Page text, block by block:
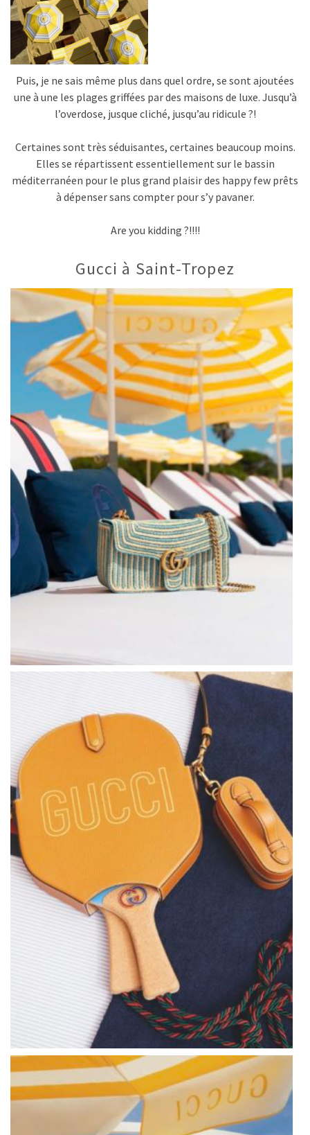
Puis, je ne sais même plus dans quel ordre, se sont ajoutées
une à une les plages griffées par des maisons de luxe. Jusqu’à
l’overdose, jusque cliché, jusqu’au ridicule ?!
Certaines sont très séduisantes, certaines beaucoup moins.
Elles se répartissent essentiellement sur le bassin
méditerranéen pour le plus grand plaisir des happy few prêts
à dépenser sans compter pour s’y pavaner.
Are you kidding ?!!!!
Gucci à Saint-Tropez